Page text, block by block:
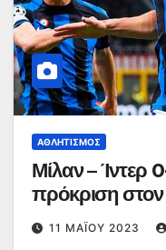
ΑΘΛΗΤΙΣΜΌΣ
Μίλαν – Ίντερ
πρόκριση στον
11 ΜΑΪ́ΟΥ 2023